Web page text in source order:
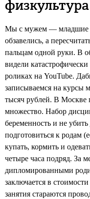
физкультура
Мы с мужем — младшие
обзавелись, а
пальцам одной руки. В
видели
роликах на YouTube.
записываемся на курсы
тысяч рублей. В Москве
множество. Набор
беременность и не
подготовиться к родам
купать, кормить и
четыре часа подряд. За
дипломированными
заключается в
занятия стараются